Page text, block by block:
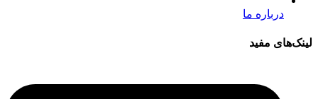
درباره ما
لینک‌های مفید